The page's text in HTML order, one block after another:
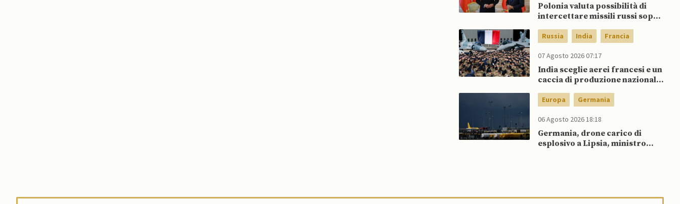
Polonia valuta possibilità di
intercettare missili russi sopra
aereo NATO
Russia India Francia
07 Agosto 2026 07:17
India sceglie aerei francesi e un
caccia di produzione nazionale,
parte di Putin
Europa Germania
06 Agosto 2026 18:18
Germania, drone carico di
esplosivo a Lipsia, ministro